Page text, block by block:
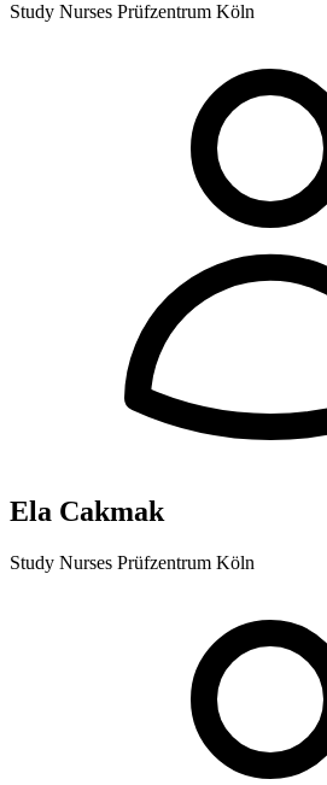
Study Nurses Prüfzentrum Köln
Ela Cakmak
Study Nurses Prüfzentrum Köln